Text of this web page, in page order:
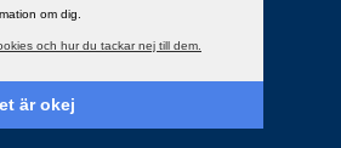
om dig.
och hur du tackar nej till dem.
är okej